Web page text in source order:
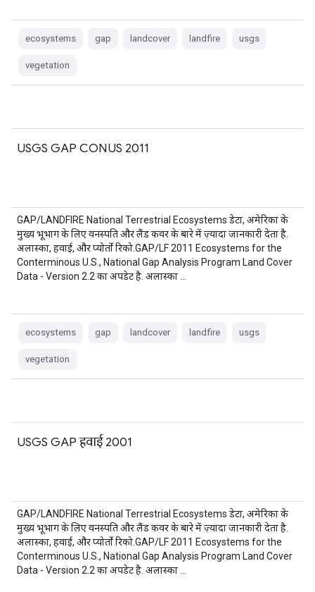
ecosystems gap landcover landfire usgs
vegetation
USGS GAP CONUS 2011
GAP/LANDFIRE National Terrestrial Ecosystems डेटा, अमेरिका के
मुख्य भूभाग के लिए वनस्पति और लैंड कवर के बारे में ज़्यादा जानकारी देता है.
अलास्का, हवाई, और प्योर्तो रिको.GAP/LF 2011 Ecosystems for the
Conterminous U.S., National Gap Analysis Program Land Cover
Data - Version 2.2 का अपडेट है. अलास्का …
ecosystems gap landcover landfire usgs
vegetation
USGS GAP हवाई 2001
GAP/LANDFIRE National Terrestrial Ecosystems डेटा, अमेरिका के
मुख्य भूभाग के लिए वनस्पति और लैंड कवर के बारे में ज़्यादा जानकारी देता है.
अलास्का, हवाई, और प्योर्तो रिको.GAP/LF 2011 Ecosystems for the
Conterminous U.S., National Gap Analysis Program Land Cover
Data - Version 2.2 का अपडेट है. अलास्का …